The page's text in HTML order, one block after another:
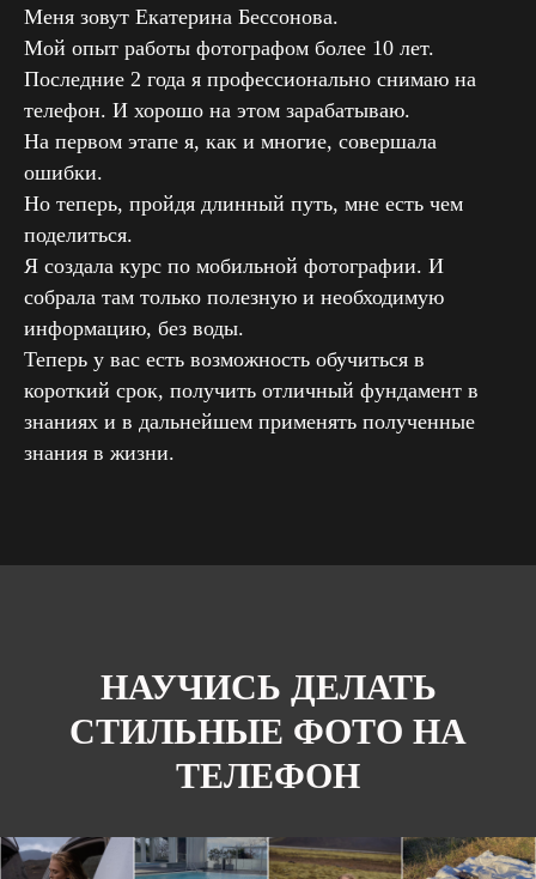
Меня зовут Екатерина Бессонова.
Мой опыт работы фотографом более 10 лет.
Последние 2 года я профессионально снимаю на
телефон. И хорошо на этом зарабатываю.
На первом этапе я, как и многие, совершала
ошибки.
Но теперь, пройдя длинный путь, мне есть чем
поделиться.
Я создала курс по мобильной фотографии. И
собрала там только полезную и необходимую
информацию, без воды.
Теперь у вас есть возможность обучиться в
короткий срок, получить отличный фундамент в
знаниях и в дальнейшем применять полученные
знания в жизни.
НАУЧИСЬ ДЕЛАТЬ
СТИЛЬНЫЕ ФОТО НА
ТЕЛЕФОН